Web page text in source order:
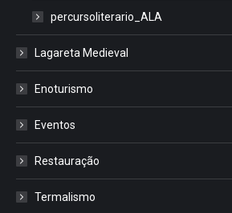
percursoliterario_ALA
Lagareta Medieval
Enoturismo
Eventos
Restauração
Termalismo